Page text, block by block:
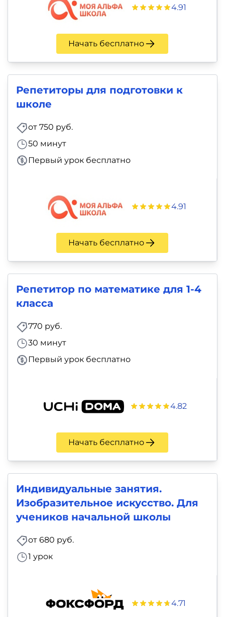
4.91
Начать бесплатно
Репетиторы для подготовки к
школе
от 750 руб.
50 минут
Первый урок бесплатно
4.91
Начать бесплатно
Репетитор по математике для 1-4
класса
770 руб.
30 минут
Первый урок бесплатно
4.82
Начать бесплатно
Индивидуальные занятия.
Изобразительное искусство. Для
учеников начальной школы
от 680 руб.
1 урок
4.71